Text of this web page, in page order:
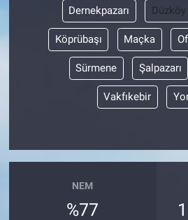
Dernekpazarı Düzköy
Köprübaşı Maçka Of
Sürmene Şalpazarı
Vakfıkebir
NEM
%77